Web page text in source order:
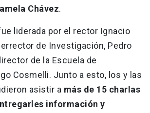
Chávez.
liderada por el rector Ignacio
de Investigación, Pedro
de la Escuela de
Cosmelli. Junto a esto, los y las
asistir a más de 15 charlas
información y